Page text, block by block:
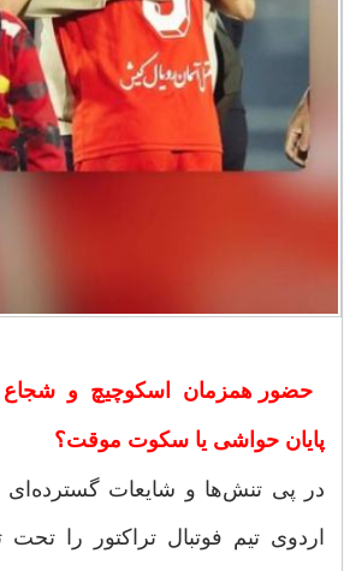
حضور همزمان اسکوچیچ و شجاع
پایان حواشی یا سکوت موقت؟
در پی تنش‌ها و شایعات گسترده‌ای
اردوی تیم فوتبال تراکتور را تحت